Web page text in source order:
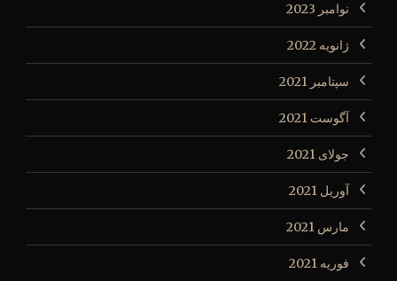
نوامبر 2023
ژانویه 2022
سپتامبر 2021
آگوست 2021
جولای 2021
آوریل 2021
مارس 2021
فوریه 2021